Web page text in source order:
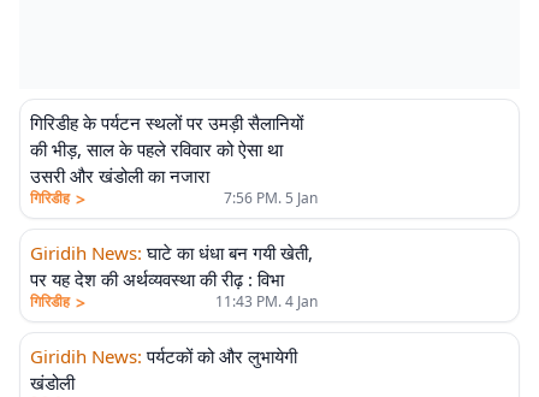
गिरिडीह के पर्यटन स्थलों पर उमड़ी सैलानियों
की भीड़, साल के पहले रविवार को ऐसा था
उसरी और खंडोली का नजारा
गिरिडीह > 7:56 PM. 5 Jan
Giridih News: घाटे का धंधा बन गयी खेती,
पर यह देश की अर्थव्यवस्था की रीढ़ : विभा
गिरिडीह > 11:43 PM. 4 Jan
Giridih News: पर्यटकों को और लुभायेगी
खंडोली